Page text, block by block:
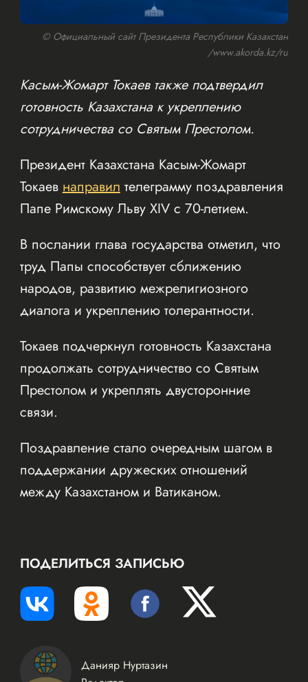
© Официальный сайт Президента Республики Казахстан
/www.akorda.kz/ru
Касым-Жомарт Токаев также подтвердил
готовность Казахстана к укреплению
сотрудничества со Святым Престолом.
Президент Казахстана Касым-Жомарт
Токаевнаправилтелеграмму поздравления
Папе Римскому Льву XIV с 70-летием.
В послании глава государства отметил, что
труд Папы способствует сближению
народов, развитию межрелигиозного
диалога и укреплению толерантности.
Токаев подчеркнул готовность Казахстана
продолжать сотрудничество со Святым
Престолом и укреплять двусторонние
связи.
Поздравление стало очередным шагом в
поддержании дружеских отношений
между Казахстаном и Ватиканом.
ПОДЕЛИТЬСЯ ЗАПИСЬЮ
Данияр Нуртазин